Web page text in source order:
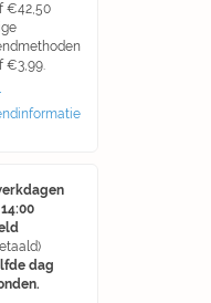
€42,50
€3,99.
dag